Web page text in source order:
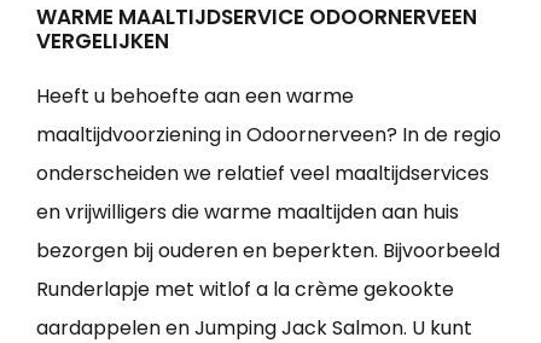
WARME MAALTIJDSERVICE ODOORNERVEEN
VERGELIJKEN
Heeft u behoefte aan een warme
maaltijdvoorziening in Odoornerveen? In de regio
onderscheiden we relatief veel maaltijdservices
en vrijwilligers die warme maaltijden aan huis
bezorgen bij ouderen en beperkten. Bijvoorbeeld
Runderlapje met witlof a la crème gekookte
aardappelen en Jumping Jack Salmon. U kunt